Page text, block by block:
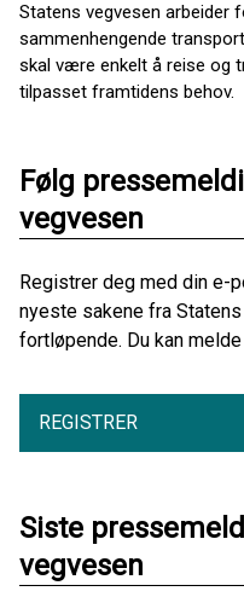
Statens vegvesen arbeider
sammenhengende
skal være enkelt å reise og
tilpasset framtidens behov.
Følg
vegvesen
Registrer deg med din e-
nyeste sakene fra
fortløpende. Du kan
REGISTRER
Siste
vegvesen